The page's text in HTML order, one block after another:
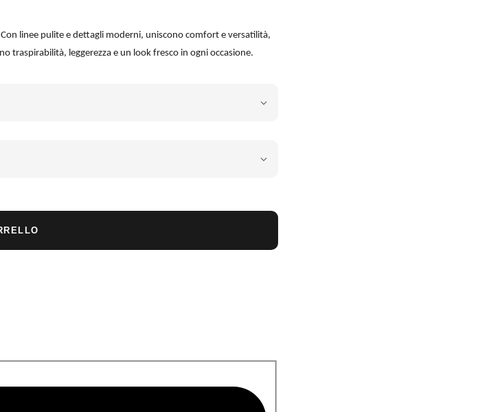
linee pulite e dettagli moderni, uniscono comfort e versatilità,
traspirabilità, leggerezza e un look fresco in ogni occasione.